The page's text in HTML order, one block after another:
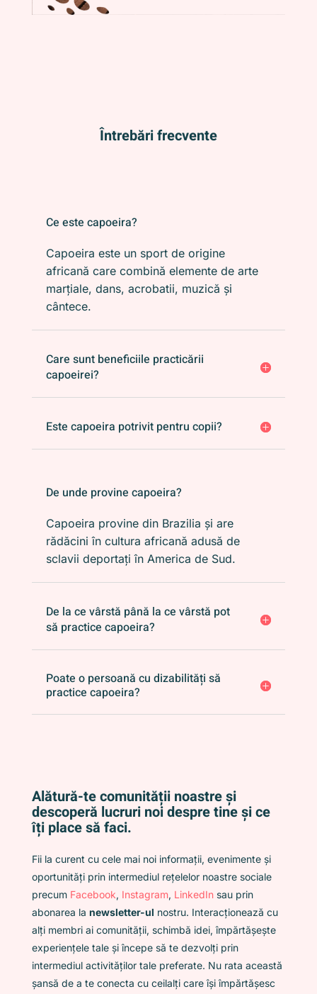
Întrebări frecvente
Ce este capoeira?
Capoeira este un sport de origine
africană care combină elemente de arte
marțiale, dans, acrobatii, muzică și
cântece.
Care sunt beneficiile practicării
capoeirei?
Este capoeira potrivit pentru copii?
De unde provine capoeira?
Capoeira provine din Brazilia și are
rădăcini în cultura africană adusă de
sclavii deportați în America de Sud.
De la ce vârstă până la ce vârstă pot
să practice capoeira?
Poate o persoană cu dizabilități să
practice capoeira?
Alătură-te comunității noastre și
descoperă lucruri noi despre tine și ce
îți place să faci.
Fii la curent cu cele mai noi informații, evenimente și
oportunități prin intermediul rețelelor noastre sociale
precum Facebook, Instagram, LinkedInsau prin
abonarea la newsletter-ul nostru. Interacționează cu
alți membri ai comunității, schimbă idei, împărtășește
experiențele tale și începe să te dezvolți prin
intermediul activităților tale preferate. Nu rata această
șansă de a te conecta cu ceilalți care își împărtășesc